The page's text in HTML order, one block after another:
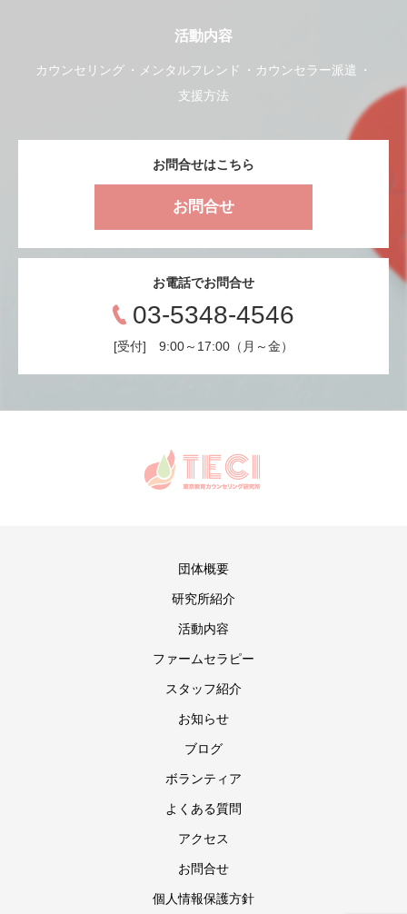
活動内容
カウンセリング メンタルフレンド
カウンセラー派遣
支援方法
お問合せはこちら
お問合せ
お電話でお問合せ
03-5348-4546
[受付] 9:00～17:00（月～金）
団体概要
研究所紹介
活動内容
ファームセラピー
スタッフ紹介
お知らせ
ブログ
ボランティア
よくある質問
アクセス
お問合せ
個人情報保護方針